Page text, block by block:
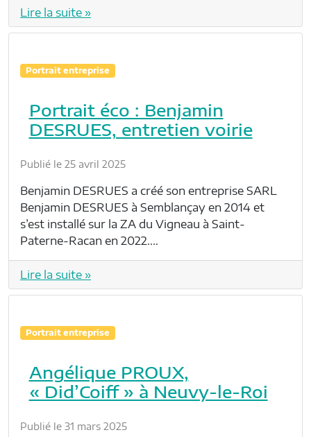
Lire la suite »
Portrait entreprise
Portrait éco : Benjamin
DESRUES, entretien voirie
Publié le 25 avril 2025
Benjamin DESRUES a créé son entreprise SARL
Benjamin DESRUES à Semblançay en 2014 et
s’est installé sur la ZA du Vigneau à Saint-
Paterne-Racan en 2022.…
Lire la suite »
Portrait entreprise
Angélique PROUX,
« Did’Coiff » à Neuvy-le-Roi
Publié le 31 mars 2025